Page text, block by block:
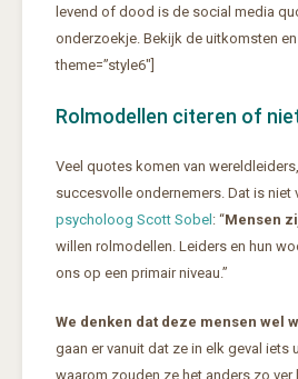
levend of dood is de social media
onderzoekje. Bekijk de uitkomsten
theme=”style6″]
Rolmodellen citeren of
Veel quotes komen van
succesvolle ondernemers. Dat is niet
psycholoog Scott Sobel : “Mensen
willen rolmodellen. Leiders en hun
ons op een primair niveau.”
We denken dat deze mensen wel
gaan er vanuit dat ze in elk geval iets
waarom zouden ze het anders zo